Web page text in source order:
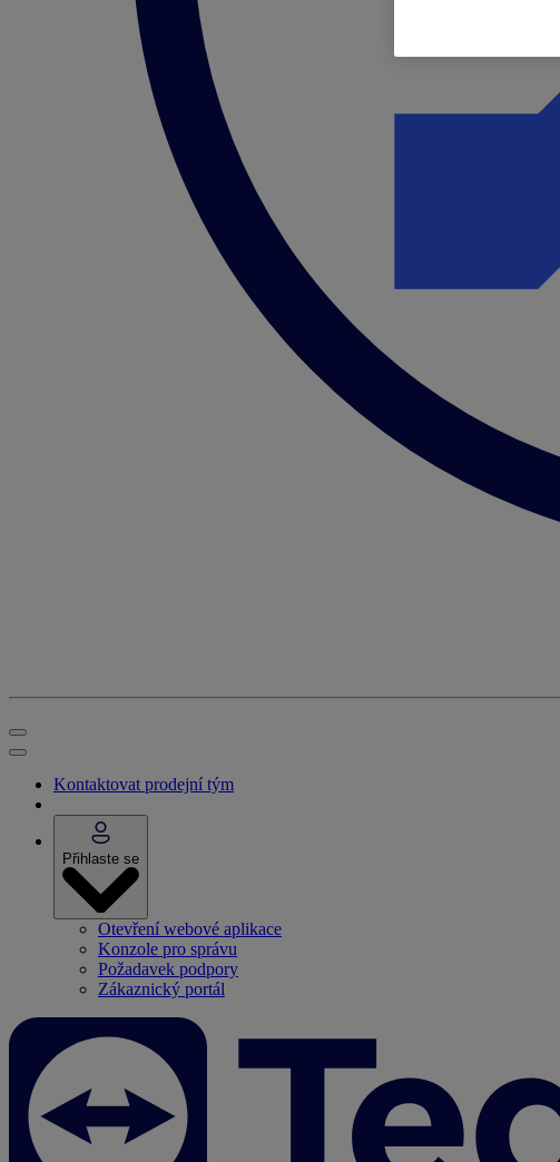
Kontaktovat prodejní tým
Přihlaste se
Otevření webové aplikace
Konzole pro správu
Požadavek podpory
Zákaznický portál